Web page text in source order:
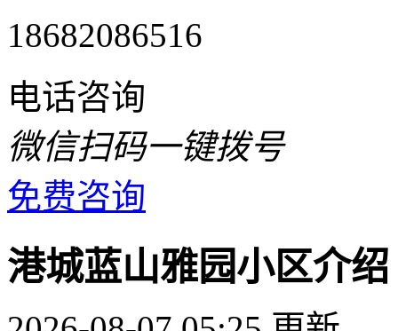
18682086516
电话咨询
微信扫码一键拨号
免费咨询
港城蓝山雅园小区介绍